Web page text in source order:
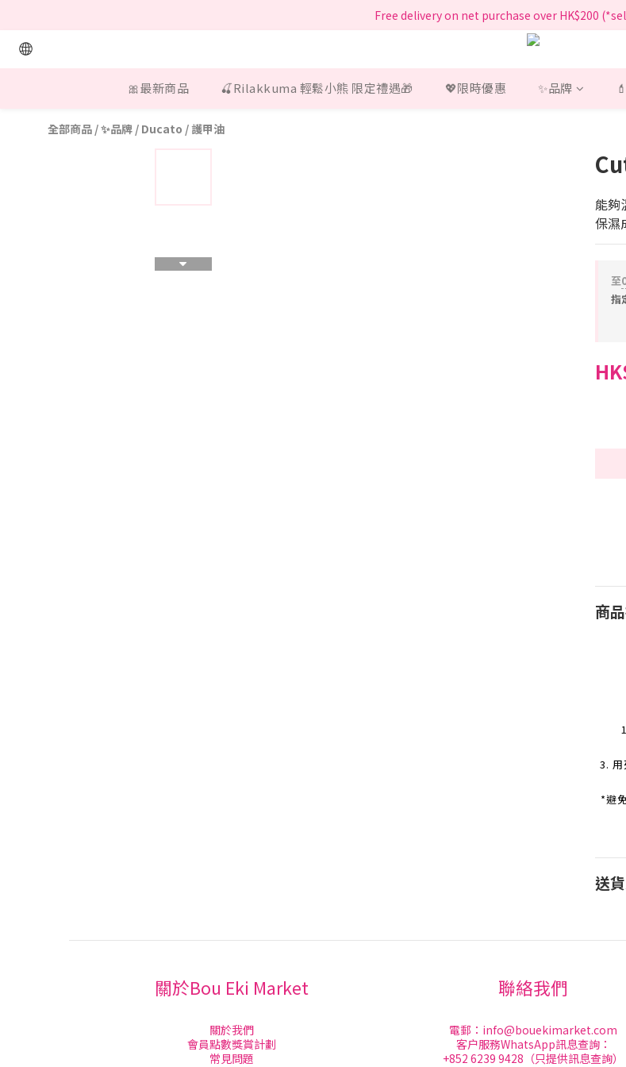
指定正價產品買滿$200享免運費
Free delivery on net purchase over HK$200
指定正價產品買滿$200享免運費
🎀最新商品 🍒Rilakkuma 輕鬆小熊 限定禮遇🎁 💖限時優惠 ✨品牌
全部商品 /✨品牌 / Ducato /護甲油
能夠
保濕
至
指
商
3.
*避
送
關於Bou Eki Market
關於我們
會員點數獎賞計劃
常見問題
聯絡我們
電郵： info@bouekimarket.com
客户服務WhatsApp訊息查詢：
+852 6239 9428（只提供訊息查詢）